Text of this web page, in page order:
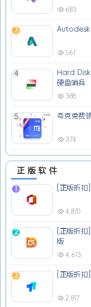
683
3 Autodesk
561
4
Hard
硬盘哨兵
388
5 夸克免费
374
正版软件
1 [正版折
4,870
2
[正版折
版
4,613
3 [正版折
2,817